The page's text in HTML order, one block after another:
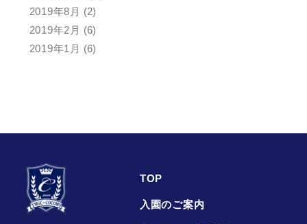
2019年8月 (2)
2019年2月 (6)
2019年1月 (6)
TOP
入園のご案内